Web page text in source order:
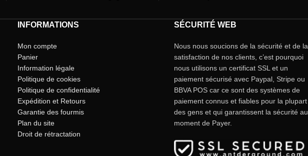
INFORMATIONS
Mon compte
Panier
Information légale
Politique de cookies
Politique de confidentialité
Expédition et Retours
Garantie des fourmis
Plan du site
Droit de rétractation
SÉCURITÉ WEB
Nous nous soucions de la sécurité et de la
satisfaction de nos clients, c’est pourquoi
nous utilisons un certificat SSL et un
paiement sécurisé avec Paypal, Stripe ou
BBVA POS car ce sont des systèmes de
paiement connus et fiables pour la plupart
des gens et qui garantissent la sécurité au
moment de Payer.